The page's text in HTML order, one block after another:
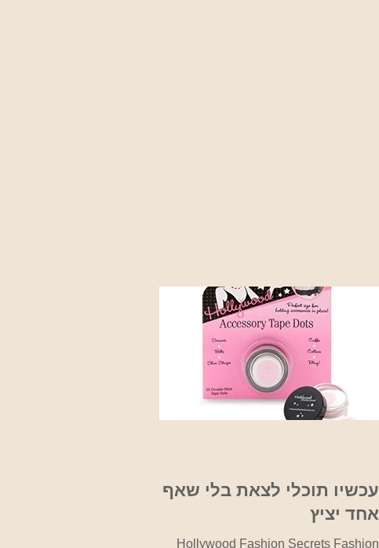
עכשיו תוכלי לצאת בלי שאף
אחד יציץ
Hollywood Fashion Secrets Fashion